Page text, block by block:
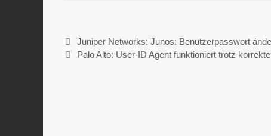
Juniper Networks: Junos: Benutzerpasswort
Palo Alto: User-ID Agent funktioniert trotz